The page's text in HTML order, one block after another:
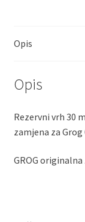
Opis
Opis
Rezervni vrh 30
zamjena za Grog
GROG